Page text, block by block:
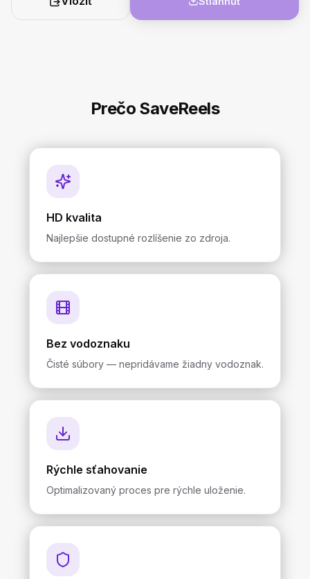
Prečo SaveReels
HD kvalita
Najlepšie dostupné rozlíšenie zo zdroja.
Bez vodoznaku
Čisté súbory — nepridávame žiadny vodoznak.
Rýchle sťahovanie
Optimalizovaný proces pre rýchle uloženie.